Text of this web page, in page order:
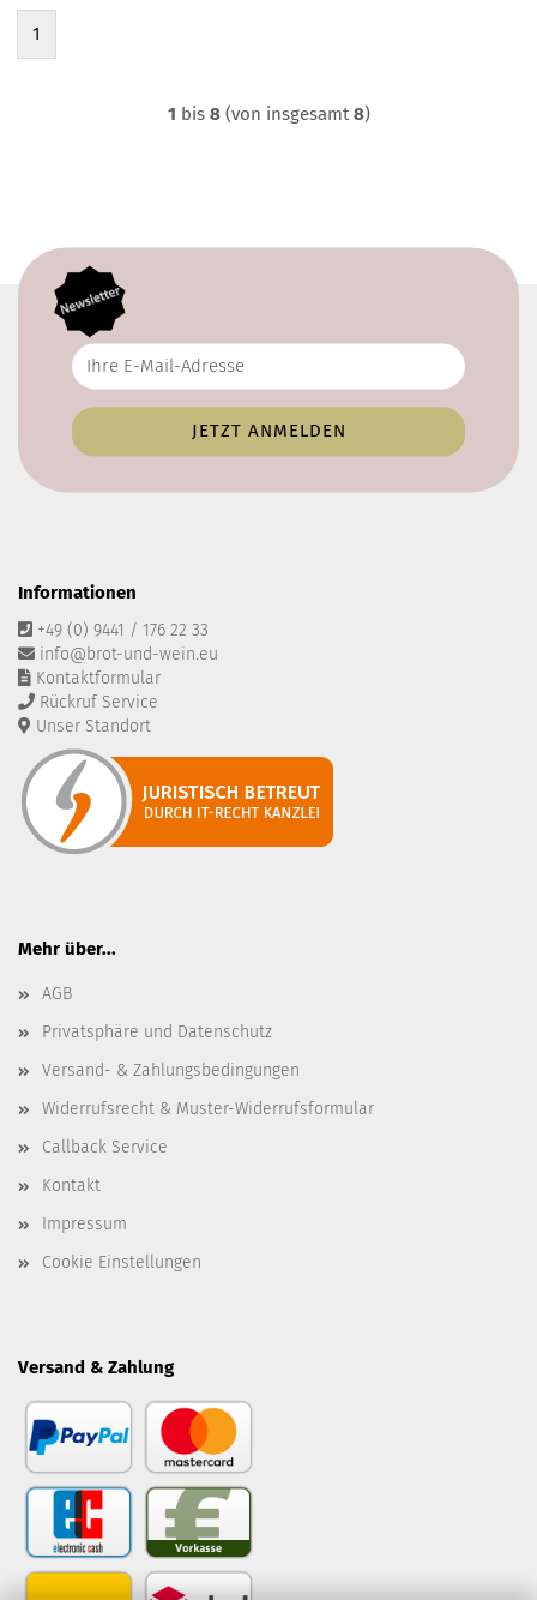
1
1 bis 8(von insgesamt8)
Informationen
+49 (0) 9441 / 176 22 33
info@brot-und-wein.eu
Kontaktformular
Rückruf Service
Unser Standort
Mehr über...
AGB
Privatsphäre und Datenschutz
Versand- & Zahlungsbedingungen
Widerrufsrecht & Muster-Widerrufsformular
Callback Service
Kontakt
Impressum
Cookie Einstellungen
Versand & Zahlung